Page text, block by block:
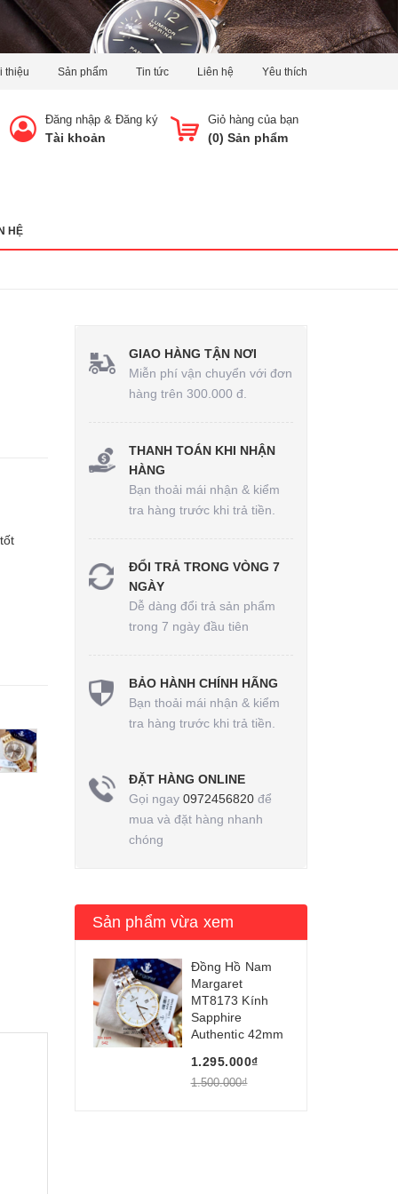
thiệu Sản phẩm Tin tức Liên hệ Yêu thích
Giỏ hàng của bạn
(0) Sản phẩm
Đăng nhập & Đăng ký
Tài khoản
HỆ
GIAO HÀNG TẬN NƠI
Miễn phí vận chuyển với đơn
hàng trên 300.000 đ.
THANH TOÁN KHI NHẬN
HÀNG
Bạn thoải mái nhận & kiểm
tra hàng trước khi trả tiền.
ĐỔI TRẢ TRONG VÒNG 7
NGÀY
Dễ dàng đổi trả sản phẩm
trong 7 ngày đầu tiên
BẢO HÀNH CHÍNH HÃNG
Bạn thoải mái nhận & kiểm
tra hàng trước khi trả tiền.
ĐẶT HÀNG ONLINE
Gọi ngay 0972456820để
mua và đặt hàng nhanh
chóng
Sản phẩm vừa xem
Đồng Hồ Nam
Margaret
MT8173 Kính
Sapphire
Authentic 42mm
1.295.000₫
1.500.000₫